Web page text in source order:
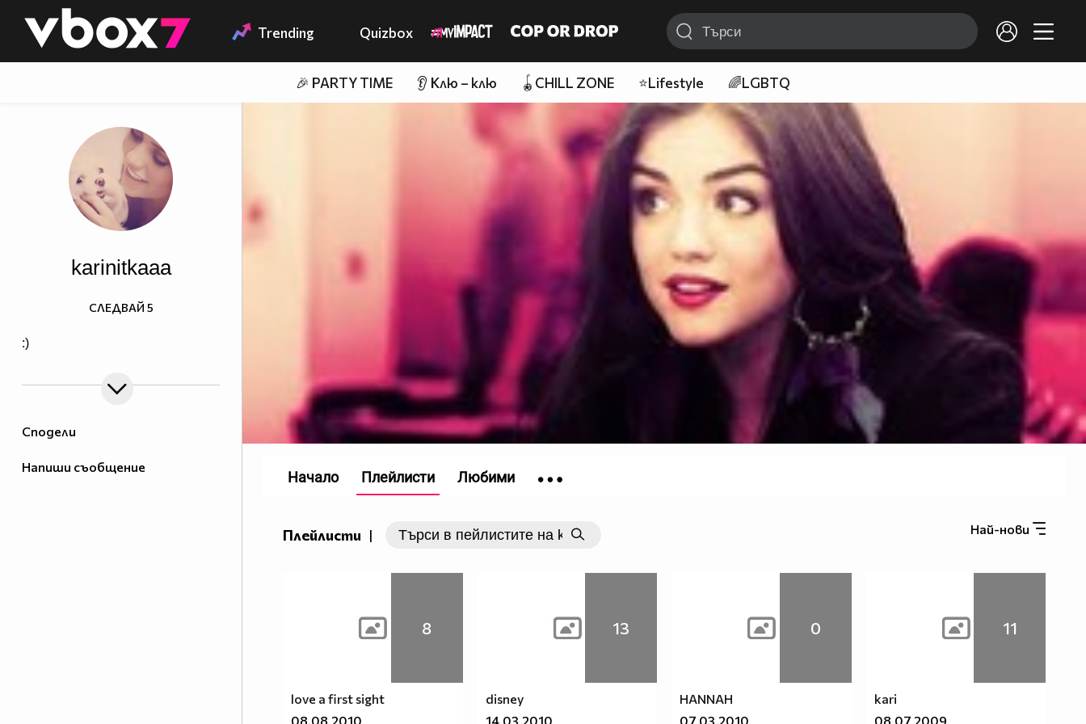
👾 Trending Quizbox
🎉 PARTY TIME 👂 Клю – клю 🪀CHILL ZONE ⭐Lifestyle 🌈LGBTQ
Сподели
Напиши съобщение
karinitkaaa
:)
СЛЕДВАЙ 5
Плейлисти | Най-нови
8
love a first sight
08.08.2010
13
disney
14.03.2010
0
HANNAH
07.03.2010
11
kari
08.07.2009
Начало Плейлисти Любими